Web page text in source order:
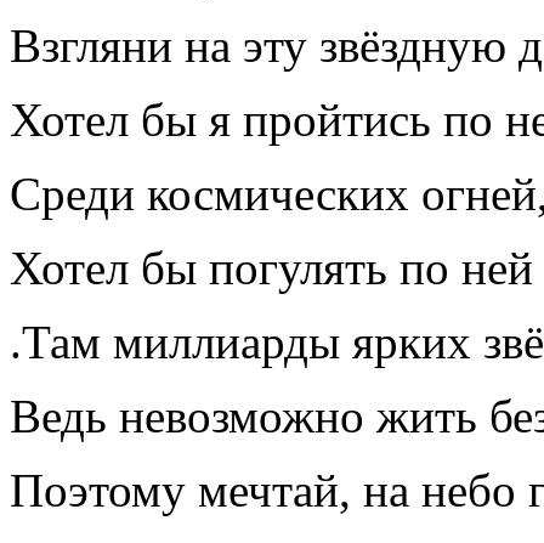
Взгляни на эту звёздную
Хотел бы я пройтись по
Среди космических
Хотел бы погулять по
.Там миллиарды ярких
Ведь невозможно жить
Поэтому мечтай, на небо